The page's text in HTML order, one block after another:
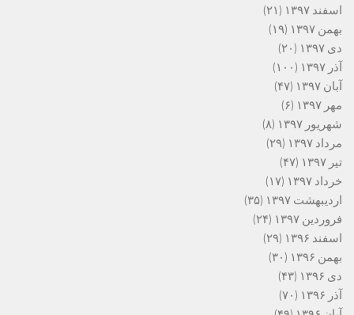
اسفند ۱۳۹۷
(۲۱)
بهمن ۱۳۹۷
(۱۹)
دی ۱۳۹۷
(۲۰)
آذر ۱۳۹۷
(۱۰۰)
آبان ۱۳۹۷
(۴۷)
مهر ۱۳۹۷
(۶)
شهریور ۱۳۹۷
(۸)
مرداد ۱۳۹۷
(۲۹)
تیر ۱۳۹۷
(۴۷)
خرداد ۱۳۹۷
(۱۷)
اردیبهشت ۱۳۹۷
(۳۵)
فروردین ۱۳۹۷
(۲۴)
اسفند ۱۳۹۶
(۲۹)
بهمن ۱۳۹۶
(۳۰)
دی ۱۳۹۶
(۴۳)
آذر ۱۳۹۶
(۷۰)